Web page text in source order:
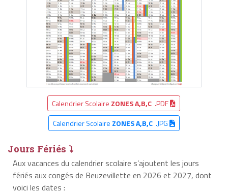
Calendrier Scolaire ZONES A,B,C .PDF
Calendrier Scolaire ZONES A,B,C.JPG
Jours Fériés ⤵
Aux vacances du calendrier scolaire s’ajoutent les jours
fériés aux congés de Beuzevillette en 2026 et 2027, dont
voici les dates :